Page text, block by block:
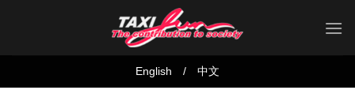
English / 中文